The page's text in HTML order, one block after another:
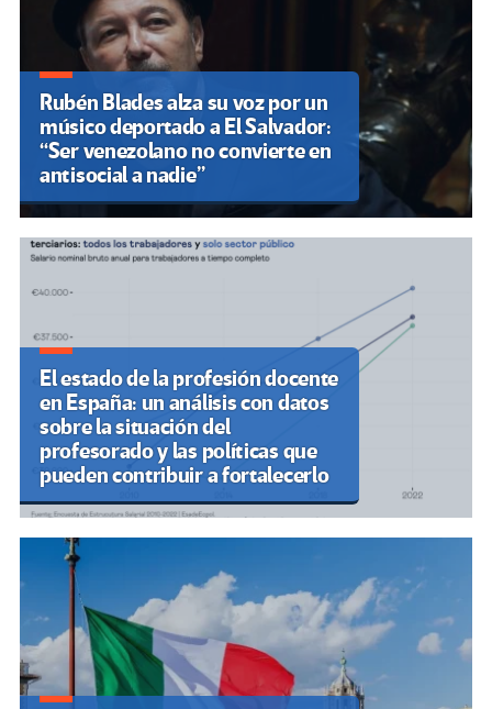
Rubén Blades alza su voz por un
músico deportado a El Salvador:
“Ser venezolano no convierte en
antisocial a nadie”
El estado de la profesión docente
en España: un análisis con datos
sobre la situación del
profesorado y las políticas que
pueden contribuir a fortalecerlo